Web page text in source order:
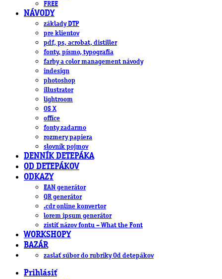
FREE
NÁVODY
základy DTP
pre klientov
pdf, ps, acrobat, distiller
fonty, písmo, typografia
farby a color management návody
indesign
photoshop
illustrator
lightroom
OS X
office
fonty zadarmo
rozmery papiera
slovník pojmov
DENNÍK DETEPÁKA
OD DETEPÁKOV
ODKAZY
EAN generátor
QR generátor
.cdr online konvertor
lorem ipsum generátor
zistiť názov fontu – What the Font
WORKSHOPY
BAZÁR
zaslať súbor do rubriky Od detepákov
Prihlásiť